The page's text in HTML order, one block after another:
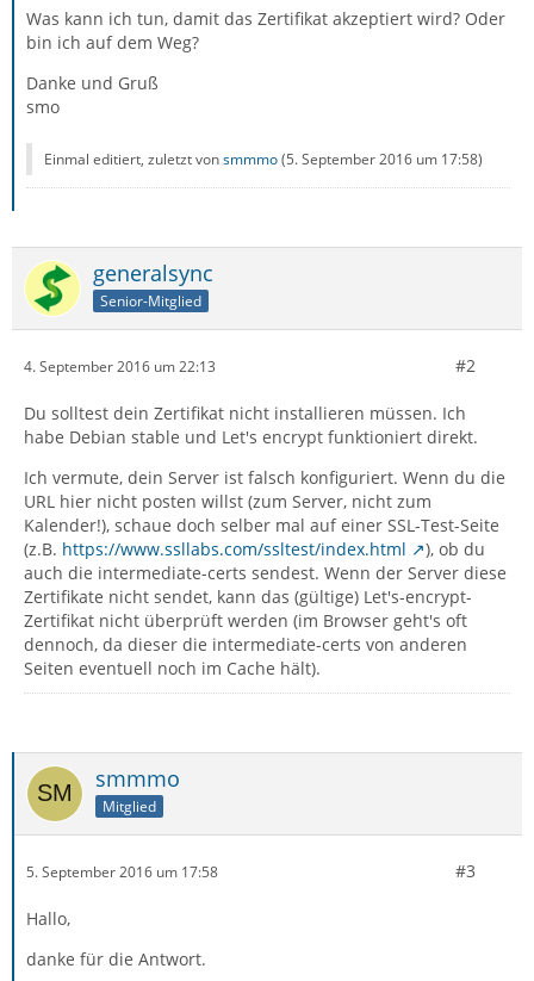
Was kann ich tun, damit das Zertifikat akzeptiert wird? Oder
bin ich auf dem Weg?
Danke und Gruß
smo
Einmal editiert, zuletzt vonsmmmo(5. September 2016 um 17:58)
generalsync
Senior-Mitglied
4. September 2016 um 22:13 #2
Du solltest dein Zertifikat nicht installieren müssen. Ich
habe Debian stable und Let's encrypt funktioniert direkt.
Ich vermute, dein Server ist falsch konfiguriert. Wenn du die
URL hier nicht posten willst (zum Server, nicht zum
Kalender!), schaue doch selber mal auf einer SSL-Test-Seite
(z.B. https://www.ssllabs.com/ssltest/index.html
), ob du
auch die intermediate-certs sendest. Wenn der Server diese
Zertifikate nicht sendet, kann das (gültige) Let's-encrypt-
Zertifikat nicht überprüft werden (im Browser geht's oft
dennoch, da dieser die intermediate-certs von anderen
Seiten eventuell noch im Cache hält).
smmmo
Mitglied
5. September 2016 um 17:58 #3
Hallo,
danke für die Antwort.